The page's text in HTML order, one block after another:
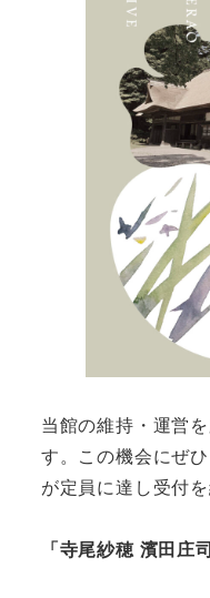
当館の維持・運営
す。この機会にぜ
が定員に達し受付を
「寺尾紗穂 濱田庄